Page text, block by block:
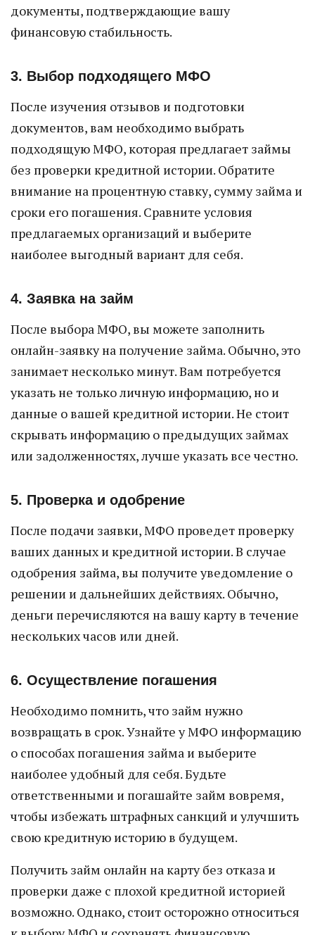
документы, подтверждающие вашу
финансовую стабильность.
3. Выбор подходящего МФО
После изучения отзывов и подготовки
документов, вам необходимо выбрать
подходящую МФО, которая предлагает займы
без проверки кредитной истории. Обратите
внимание на процентную ставку, сумму займа и
сроки его погашения. Сравните условия
предлагаемых организаций и выберите
наиболее выгодный вариант для себя.
4. Заявка на займ
После выбора МФО, вы можете заполнить
онлайн-заявку на получение займа. Обычно, это
занимает несколько минут. Вам потребуется
указать не только личную информацию, но и
данные о вашей кредитной истории. Не стоит
скрывать информацию о предыдущих займах
или задолженностях, лучше указать все честно.
5. Проверка и одобрение
После подачи заявки, МФО проведет проверку
ваших данных и кредитной истории. В случае
одобрения займа, вы получите уведомление о
решении и дальнейших действиях. Обычно,
деньги перечисляются на вашу карту в течение
нескольких часов или дней.
6. Осуществление погашения
Необходимо помнить, что займ нужно
возвращать в срок. Узнайте у МФО информацию
о способах погашения займа и выберите
наиболее удобный для себя. Будьте
ответственными и погашайте займ вовремя,
чтобы избежать штрафных санкций и улучшить
свою кредитную историю в будущем.
Получить займ онлайн на карту без отказа и
проверки даже с плохой кредитной историей
возможно. Однако, стоит осторожно относиться